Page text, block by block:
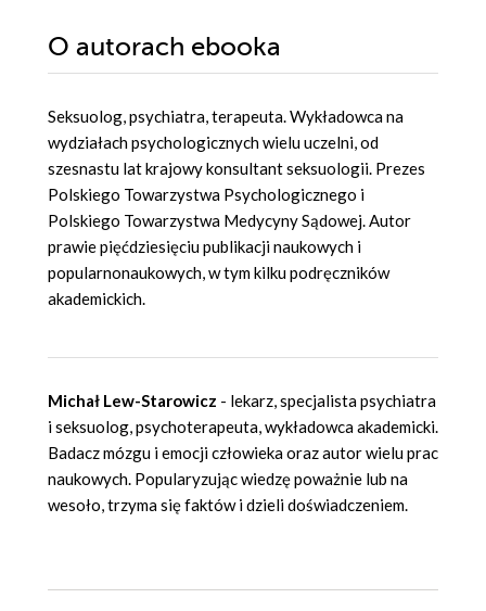
O autorach ebooka
Seksuolog, psychiatra, terapeuta. Wykładowca na
wydziałach psychologicznych wielu uczelni, od
szesnastu lat krajowy konsultant seksuologii. Prezes
Polskiego Towarzystwa Psychologicznego i
Polskiego Towarzystwa Medycyny Sądowej. Autor
prawie pięćdziesięciu publikacji naukowych i
popularnonaukowych, w tym kilku podręczników
akademickich.
Michał Lew-Starowicz - lekarz, specjalista psychiatra
i seksuolog, psychoterapeuta, wykładowca akademicki.
Badacz mózgu i emocji człowieka oraz autor wielu prac
naukowych. Popularyzując wiedzę poważnie lub na
wesoło, trzyma się faktów i dzieli doświadczeniem.